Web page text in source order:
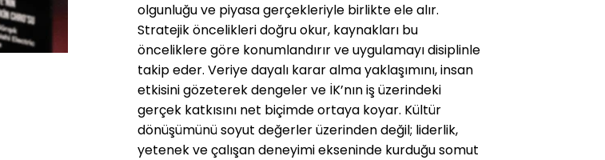
olgunluğu ve piyasa gerçekleriyle birlikte ele alır.
Stratejik öncelikleri doğru okur, kaynakları bu
önceliklere göre konumlandırır ve uygulamayı disiplinle
takip eder. Veriye dayalı karar alma yaklaşımını, insan
etkisini gözeterek dengeler ve İK’nın iş üzerindeki
gerçek katkısını net biçimde ortaya koyar. Kültür
dönüşümünü soyut değerler üzerinden değil; liderlik,
yetenek ve çalışan deneyimi ekseninde kurduğu somut